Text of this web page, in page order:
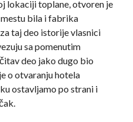
lokaciji toplane, otvoren je
bila i fabrika
taj deo istorije vlasnici
sa pomenutim
deo jako dugo bio
o otvaranju hotela
ostavljamo po strani i